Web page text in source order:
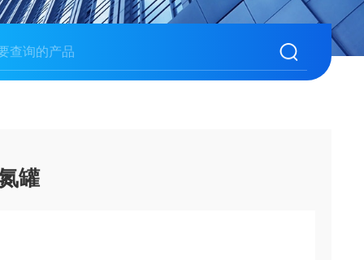
MVE自增压液氮罐
罐